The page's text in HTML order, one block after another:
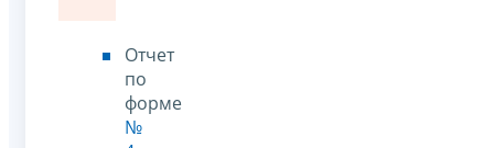
Отчет
по
форме
№